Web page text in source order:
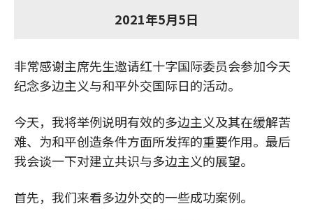
2021年5月5日
非常感谢主席先生邀请红十字国际委员会参加今天
纪念多边主义与和平外交国际日的活动。
今天，我将举例说明有效的多边主义及其在缓解苦
难、为和平创造条件方面所发挥的重要作用。最后
我会谈一下对建立共识与多边主义的展望。
首先，我们来看多边外交的一些成功案例。